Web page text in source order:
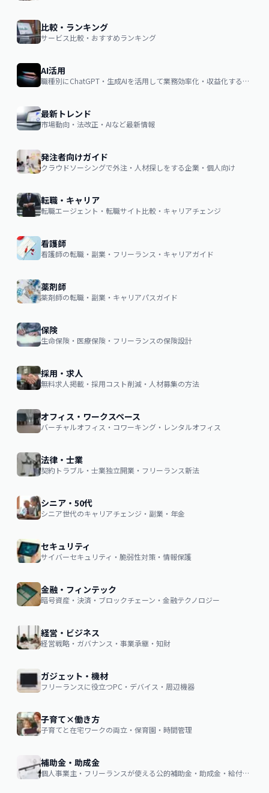
比較・ランキング
サービス比較・おすすめランキング
AI活用
職種別にChatGPT・生成AIを活用して業務効率化・収益化するノウハウ
最新トレンド
市場動向・法改正・AIなど最新情報
発注者向けガイド
クラウドソーシングで外注・人材探しをする企業・個人向け
転職・キャリア
転職エージェント・転職サイト比較・キャリアチェンジ
看護師
看護師の転職・副業・フリーランス・キャリアガイド
薬剤師
薬剤師の転職・副業・キャリアパスガイド
保険
生命保険・医療保険・フリーランスの保険設計
採用・求人
無料求人掲載・採用コスト削減・人材募集の方法
オフィス・ワークスペース
バーチャルオフィス・コワーキング・レンタルオフィス
法律・士業
契約トラブル・士業独立開業・フリーランス新法
シニア・50代
シニア世代のキャリアチェンジ・副業・年金
セキュリティ
サイバーセキュリティ・脆弱性対策・情報保護
金融・フィンテック
暗号資産・決済・ブロックチェーン・金融テクノロジー
経営・ビジネス
経営戦略・ガバナンス・事業承継・知財
ガジェット・機材
フリーランスに役立つPC・デバイス・周辺機器
子育て×働き方
子育てと在宅ワークの両立・保育園・時間管理
補助金・助成金
個人事業主・フリーランスが使える公的補助金・助成金・給付金の申請ガイド